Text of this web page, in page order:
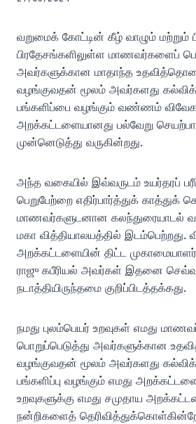
வறுமைக் கோட்டின் கீழ் வாழும் மற்றும்
பிரதேசங்களிலுள்ள மாணவர்களைப்
அவர்களுக்கான மாதாந்த
வழங்குவதன் மூலம் அவர்களது
பங்களிப்பை வழங்கும் வண்ணம்
அறக்கட்டளையானது பல்வேறு
முன்னெடுத்து வருகின்றது.
அந்த வகையில் இவ்வருடம் உயர்தரப்
பெறுபேற்றை எதிர்பார்த்துக் காத்துக்
மாணவர்களுடனான கலந்துரையாடல்
மகா வித்தியாலயத்தில் இடம்பெற்றது.
அறக்கட்டளையின் திட்ட முகாமையாளர்
ராஜு கபீரியல் அவர்கள் இதனை
நடாத்தியிருந்தமை குறிப்பிடத்தக்கது.
நமது புலம்பெயர் உறவுகள் எமது
பொறுப்பெடுத்து அவர்களுக்கான
வழங்குவதன் மூலம் அவர்களது
பங்களிப்பு வழங்கும் எமது
உறவுகளுக்கு எமது சமுதாய
நன்றிகளைத்